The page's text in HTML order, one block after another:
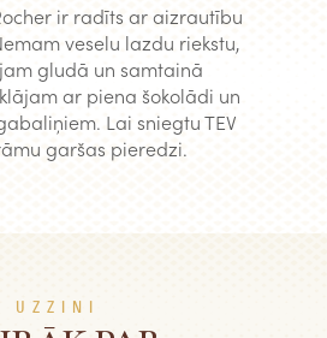
ir radīts ar aizrautību
veselu lazdu riekstu,
gludā un samtainā
ar piena šokolādi un
Lai sniegtu TEV
garšas pieredzi.
UZZINI